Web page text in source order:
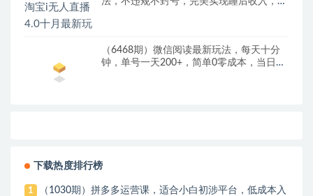
（6468期）微信阅读最新玩法，每天十分
钟，单号一天200+，简单0零成本，当日提
下载热度排行榜
1
（1030期）拼多多运营课，适合小白初涉平台，低成本入